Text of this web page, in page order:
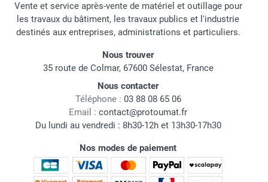
Vente et service après-vente de matériel et outillage pour
les travaux du bâtiment, les travaux publics et l'industrie
destinés aux entreprises, administrations et particuliers.
Nous trouver
35 route de Colmar, 67600 Sélestat, France
Nous contacter
Téléphone : 03 88 08 65 06
Email : contact@protoumat.fr
Du lundi au vendredi : 8h30-12h et 13h30-17h30
Nos modes de paiement